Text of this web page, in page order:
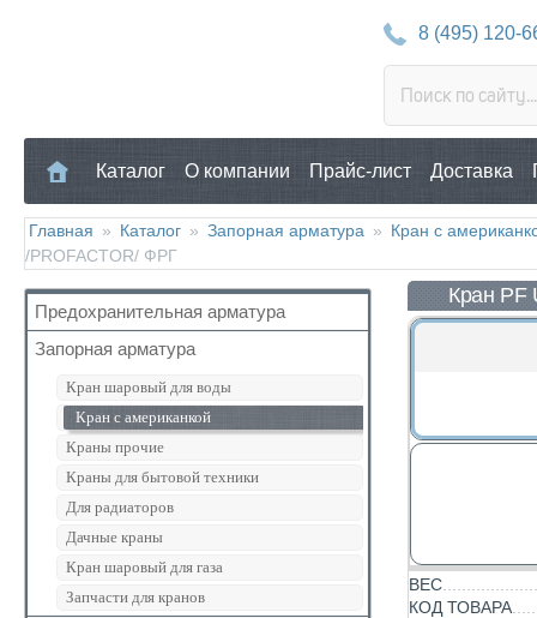
8 (495) 120-
Каталог О компании Прайс-лист Доставка
Главная » Каталог » Запорная арматура » Кран с
/PROFACTOR/ ФРГ
Предохранительная арматура
Воздухоотводчик
Клапан предохранительный
Манометр/Термометр
Обратный клапан
Поплавковый клапан
Регулятор давления
Кран Маевского
Группы безопасности
Запорная арматура
Кран шаровый для воды
Кран с американкой
Краны прочие
Краны для бытовой техники
Для радиаторов
Дачные краны
Кран шаровый для газа
Запчасти для кранов
Кран PF
ВЕС
КОД ТОВАРА